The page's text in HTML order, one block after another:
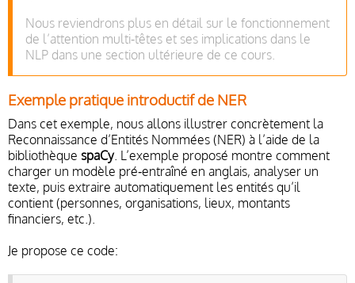
Nous reviendrons plus en détail sur le fonctionnement
de l’attention multi‑têtes et ses implications dans le
NLP dans une section ultérieure de ce cours.
Exemple pratique introductif de NER
Dans cet exemple, nous allons illustrer concrètement la
Reconnaissance d’Entités Nommées (NER) à l’aide de la
bibliothèque spaCy. L’exemple proposé montre comment
charger un modèle pré‑entraîné en anglais, analyser un
texte, puis extraire automatiquement les entités qu’il
contient (personnes, organisations, lieux, montants
financiers, etc.).
Je propose ce code: